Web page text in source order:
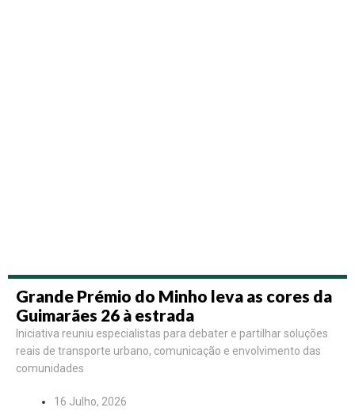
Grande Prémio do Minho leva as cores da
Guimarães 26 à estrada
Iniciativa reuniu especialistas para debater e partilhar soluções
reais de transporte urbano, comunicação e envolvimento das
comunidades
16 Julho, 2026